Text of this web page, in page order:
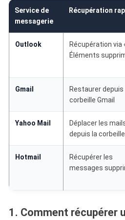
Service de
messagerie
Récupération
Outlook
Récupération via
Éléments
Gmail
Restaurer depuis
corbeille Gmail
Yahoo Mail
Déplacer les
depuis la corbeille
Hotmail
Récupérer les
messages
1. Comment récupérer